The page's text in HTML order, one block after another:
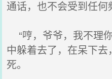
通话，也不会受到任何
“哼，爷爷，我不理
中躲着去了，在呆下
死。